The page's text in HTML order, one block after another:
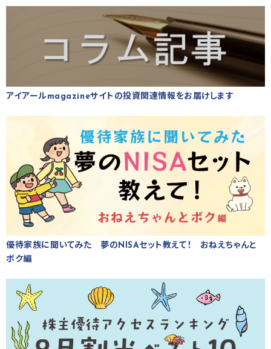
アイアールmagazineサイトの投資関連情報をお届けします
優待家族に聞いてみた 夢のNISAセット教えて！ おねえちゃんと
ボク編